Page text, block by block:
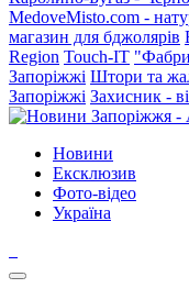
MedoveMisto.com -
магазин для бджолярів
Region Touch-IT
Запоріжжі Штори та
Запоріжжі Захисник -
Новини
Ексклюзив
Фото-відео
Україна